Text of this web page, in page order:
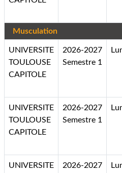
Musculation
UNIVERSITE
TOULOUSE
CAPITOLE
2026-2027
Semestre 1
UNIVERSITE
TOULOUSE
CAPITOLE
2026-2027
Semestre 1
UNIVERSITE
2026-2027